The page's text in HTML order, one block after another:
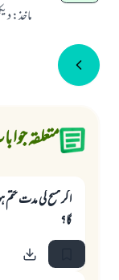
ماخذ:
متعلقہ
اگر مسح کی مدت
گا؟